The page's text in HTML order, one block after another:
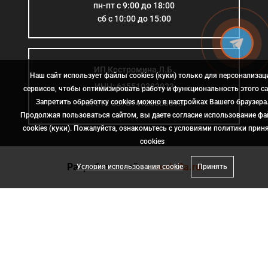
пн-пт с 9:00 до 18:00
сб с 10:00 до 15:00
ИП Костромина Л.Б.
ИНН: 615510383923
ОГРН: 307614126000015
Разработка сайта- web-2a.ru
Наш сайт использует файлы cookies (куки) только для
сервисов, чтобы оптимизировать работу и функциональность этого
Запретить обработку cookies можно в настройках Вашего браузера.
Продолжая пользоваться сайтом, вы даете согласие использование
cookies (куки). Пожалуйста, ознакомьтесь с условиями политики
сookies
Условия использования cookie Принять